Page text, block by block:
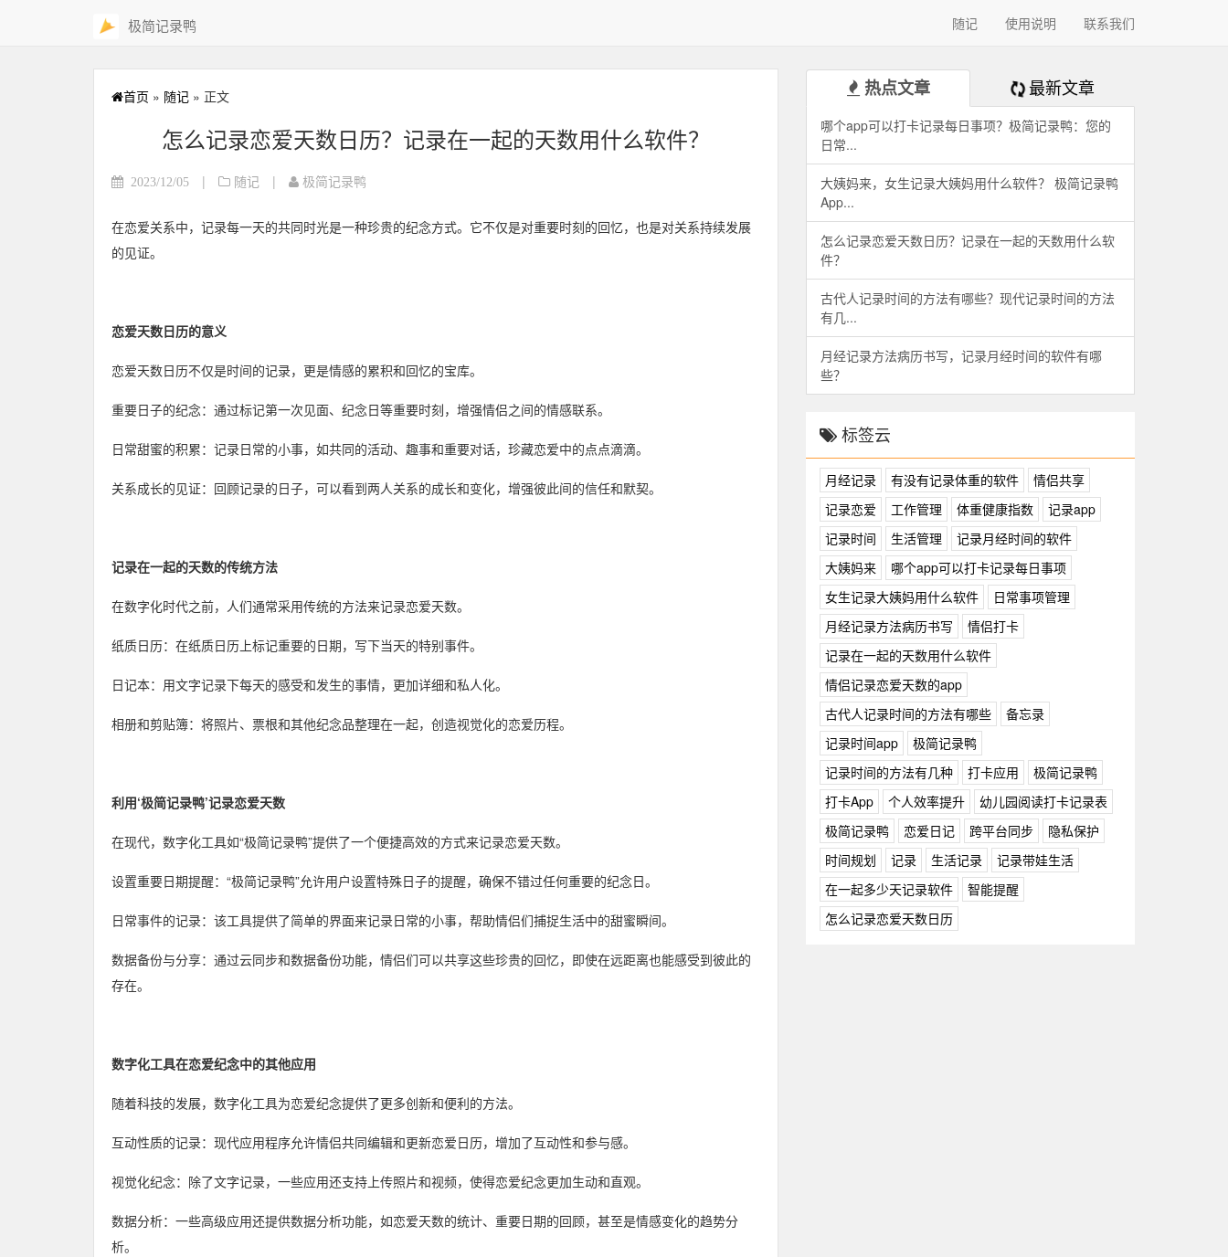
极简记录鸭 随记 使用说明 联系我们
首页 » 随记 » 正文
怎么记录恋爱天数日历？记录在一起的天数用什么软件？
2023/12/05 | 随记 | 极简记录鸭
在恋爱关系中，记录每一天的共同时光是一种珍贵的纪念方式。它不仅是对重要时刻的回忆，也是对关系持续发展
的见证。
恋爱天数日历的意义
恋爱天数日历不仅是时间的记录，更是情感的累积和回忆的宝库。
重要日子的纪念：通过标记第一次见面、纪念日等重要时刻，增强情侣之间的情感联系。
日常甜蜜的积累：记录日常的小事，如共同的活动、趣事和重要对话，珍藏恋爱中的点点滴滴。
关系成长的见证：回顾记录的日子，可以看到两人关系的成长和变化，增强彼此间的信任和默契。
记录在一起的天数的传统方法
在数字化时代之前，人们通常采用传统的方法来记录恋爱天数。
纸质日历：在纸质日历上标记重要的日期，写下当天的特别事件。
日记本：用文字记录下每天的感受和发生的事情，更加详细和私人化。
相册和剪贴簿：将照片、票根和其他纪念品整理在一起，创造视觉化的恋爱历程。
利用‘极简记录鸭’记录恋爱天数
在现代，数字化工具如“极简记录鸭”提供了一个便捷高效的方式来记录恋爱天数。
设置重要日期提醒：“极简记录鸭”允许用户设置特殊日子的提醒，确保不错过任何重要的纪念日。
日常事件的记录：该工具提供了简单的界面来记录日常的小事，帮助情侣们捕捉生活中的甜蜜瞬间。
数据备份与分享：通过云同步和数据备份功能，情侣们可以共享这些珍贵的回忆，即使在远距离也能感受到彼此的
存在。
数字化工具在恋爱纪念中的其他应用
随着科技的发展，数字化工具为恋爱纪念提供了更多创新和便利的方法。
互动性质的记录：现代应用程序允许情侣共同编辑和更新恋爱日历，增加了互动性和参与感。
视觉化纪念：除了文字记录，一些应用还支持上传照片和视频，使得恋爱纪念更加生动和直观。
数据分析：一些高级应用还提供数据分析功能，如恋爱天数的统计、重要日期的回顾，甚至是情感变化的趋势分
析。
热点文章 最新文章
哪个app可以打卡记录每日事项？极简记录鸭：您的
日常...
大姨妈来，女生记录大姨妈用什么软件？ 极简记录鸭
App...
怎么记录恋爱天数日历？记录在一起的天数用什么软
件？
古代人记录时间的方法有哪些？现代记录时间的方法
有几...
月经记录方法病历书写，记录月经时间的软件有哪
些？
标签云
月经记录 有没有记录体重的软件
情侣共享
记录恋爱
工作管理 体重健康指数
记录app
记录时间
生活管理
记录月经时间的软件
大姨妈来
哪个app可以打卡记录每日事项
女生记录大姨妈用什么软件
日常事项管理
月经记录方法病历书写
情侣打卡
记录在一起的天数用什么软件
情侣记录恋爱天数的app
古代人记录时间的方法有哪些
备忘录
记录时间app
极简记录鸭
记录时间的方法有几种
打卡应用
极简记录鸭
打卡App
个人效率提升
幼儿园阅读打卡记录表
极简记录鸭
恋爱日记 跨平台同步
隐私保护
时间规划
记录 生活记录
记录带娃生活
在一起多少天记录软件
智能提醒
怎么记录恋爱天数日历